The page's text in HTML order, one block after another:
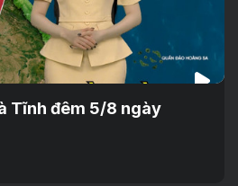
Tĩnh đêm 5/8 ngày